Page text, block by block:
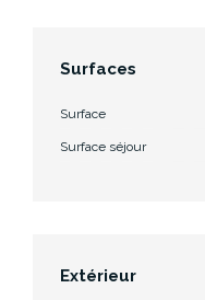
Surfaces
Surface
Surface séjour
Extérieur